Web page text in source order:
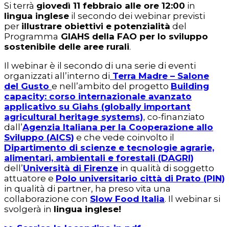
Si terrà giovedì 11 febbraio alle ore 12:00 in
lingua inglese il secondo dei webinar previsti
per illustrare obiettivi e potenzialità del
Programma GIAHS della FAO per lo sviluppo
sostenibile delle aree rurali.
Il webinar è il secondo di una serie di eventi
organizzati all’interno di Terra Madre – Salone
del Gusto e nell’ambito del progetto Building
capacity: corso internazionale avanzato
applicativo su Giahs (globally important
agricultural heritage systems), co-finanziato
dall’Agenzia Italiana per la Cooperazione allo
Sviluppo (AICS) e che vede coinvolto il
Dipartimento di scienze e tecnologie agrarie,
alimentari, ambientali e forestali (DAGRI)
dell’Università di Firenze in qualità di soggetto
attuatore e Polo universitario città di Prato (PIN)
in qualità di partner, ha preso vita una
collaborazione con Slow Food Italia. Il webinar si
svolgerà in lingua inglese!